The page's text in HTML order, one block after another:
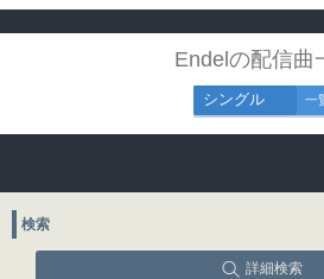
Endelの配信曲
シングル 一
検索
詳細検索